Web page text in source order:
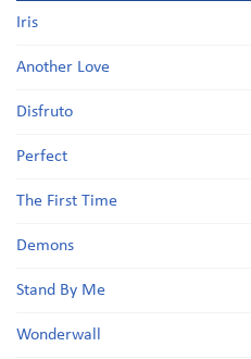
Iris
Another Love
Disfruto
Perfect
The First Time
Demons
Stand By Me
Wonderwall